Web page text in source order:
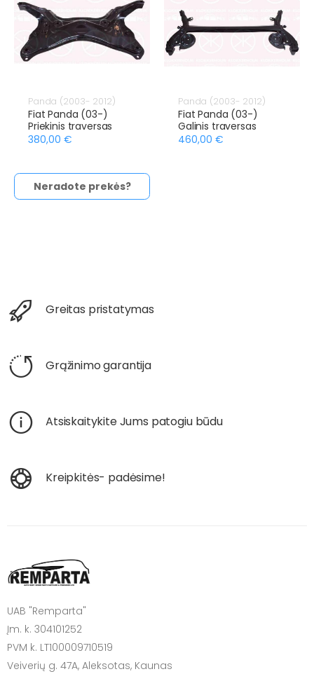
Panda (2003- 2012)
Fiat Panda (03-)
Priekinis traversas
380,00 €
Panda (2003- 2012)
Fiat Panda (03-)
Galinis traversas
460,00 €
Neradote prekės?
Greitas pristatymas
Grąžinimo garantija
Atsiskaitykite Jums patogiu būdu
Kreipkitės- padėsime!
UAB "Remparta"
Įm. k. 304101252
PVM k. LT100009710519
Veiverių g. 47A, Aleksotas, Kaunas